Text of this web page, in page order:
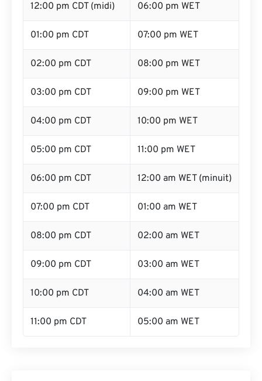
12:00 pm CDT (midi) 06:00 pm WET
01:00 pm CDT 07:00 pm WET
02:00 pm CDT 08:00 pm WET
03:00 pm CDT 09:00 pm WET
04:00 pm CDT 10:00 pm WET
05:00 pm CDT 11:00 pm WET
06:00 pm CDT 12:00 am WET (minuit)
07:00 pm CDT 01:00 am WET
08:00 pm CDT 02:00 am WET
09:00 pm CDT 03:00 am WET
10:00 pm CDT 04:00 am WET
11:00 pm CDT 05:00 am WET